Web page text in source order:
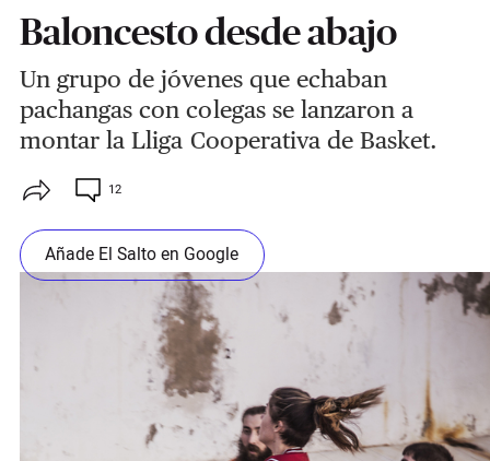
Baloncesto desde abajo
Un grupo de jóvenes que echaban
pachangas con colegas se lanzaron a
montar la Lliga Cooperativa de Basket.
12
Añade El Salto en Google